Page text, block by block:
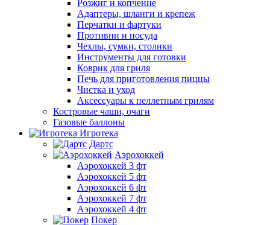
Розжиг и копчение
Адаптеры, шланги и крепеж
Перчатки и фартуки
Противни и посуда
Чехлы, сумки, столики
Инструменты для готовки
Коврик для гриля
Печь для приготовления пиццы
Чистка и уход
Аксессуары к пеллетным грилям
Костровые чаши, очаги
Газовые баллоны
Игротека
Дартс
Аэрохоккей
Аэрохоккей 3 фт
Аэрохоккей 5 фт
Аэрохоккей 6 фт
Аэрохоккей 7 фт
Аэрохоккей 4 фт
Покер